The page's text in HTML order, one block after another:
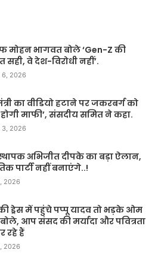
मोहन भागवत बोले ‘Gen-Z की
सही, वे देश-विरोधी नहीं’.
6, 2026
का वीडियो हटाने पर जकरबर्ग को
माफी’, संसदीय समित ने कहा.
3, 2026
अभिजीत दीपके का बड़ा ऐलान,
पार्टी नहीं बनाएंगे..!
2026
ड्रेस में पहुंचे पप्पू यादव तो भड़के ओम
आप संसद की मर्यादा और पवित्रता
रहे हैं
2026